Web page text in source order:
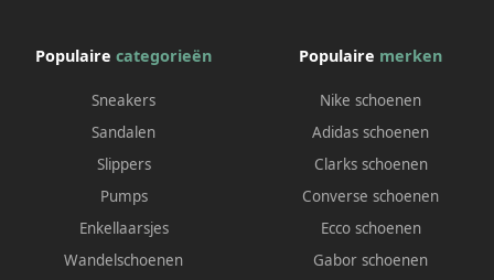
Populaire categorieën
Sneakers
Sandalen
Slippers
Pumps
Enkellaarsjes
Wandelschoenen
Populaire merken
Nike schoenen
Adidas schoenen
Clarks schoenen
Converse schoenen
Ecco schoenen
Gabor schoenen